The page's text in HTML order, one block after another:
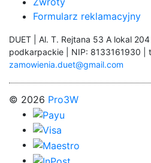
Formularz reklamacyjny
DUET | Al. T. Rejtana 53 A lokal
podkarpackie | NIP: 8133161930 |
zamowienia.duet@gmail.com
© 2026 Pro3W